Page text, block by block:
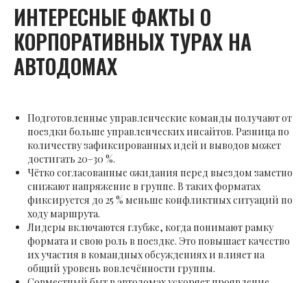
ИНТЕРЕСНЫЕ ФАКТЫ О
КОРПОРАТИВНЫХ ТУРАХ НА
АВТОДОМАХ
Подготовленные управленческие команды получают от
поездки больше управленческих инсайтов. Разница по
количеству зафиксированных идей и выводов может
достигать 20–30 %.
Чётко согласованные ожидания перед выездом заметно
снижают напряжение в группе. В таких форматах
фиксируется до 25 % меньше конфликтных ситуаций по
ходу маршрута.
Лидеры включаются глубже, когда понимают рамку
формата и свою роль в поездке. Это повышает качество
их участия в командных обсуждениях и влияет на
общий уровень вовлечённости группы.